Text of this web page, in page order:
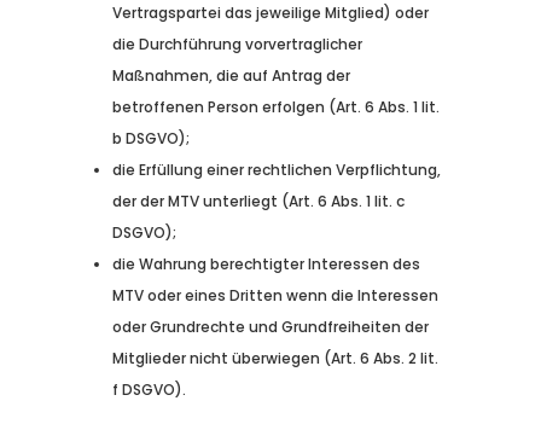
Vertragspartei das jeweilige Mitglied) oder
die Durchführung vorvertraglicher
Maßnahmen, die auf Antrag der
betroffenen Person erfolgen (Art. 6 Abs. 1 lit.
b DSGVO);
die Erfüllung einer rechtlichen Verpflichtung,
der der MTV unterliegt (Art. 6 Abs. 1 lit. c
DSGVO);
die Wahrung berechtigter Interessen des
MTV oder eines Dritten wenn die Interessen
oder Grundrechte und Grundfreiheiten der
Mitglieder nicht überwiegen (Art. 6 Abs. 2 lit.
f DSGVO).